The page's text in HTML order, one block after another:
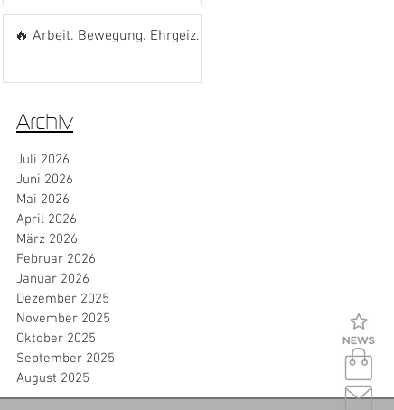
Unterschied macht
🔥 Arbeit. Bewegung. Ehrgeiz.
Archiv
Juli 2026
Juni 2026
Mai 2026
April 2026
März 2026
Februar 2026
Januar 2026
Dezember 2025
November 2025
Oktober 2025
September 2025
August 2025